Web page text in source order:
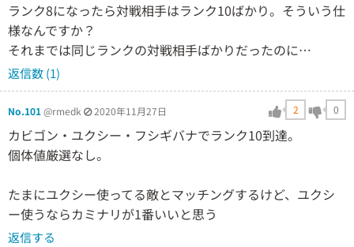
ランク8になったら対戦相手はランク10ばかり。そういう仕
様なんですか？
それまでは同じランクの対戦相手ばかりだったのに…
返信数 (1)
No.101@rmedk 2020年11月27日 2 0
カビゴン・ユクシー・フシギバナでランク10到達。
個体値厳選なし。
たまにユクシー使ってる敵とマッチングするけど、ユクシ
ー使うならカミナリが1番いいと思う
返信する